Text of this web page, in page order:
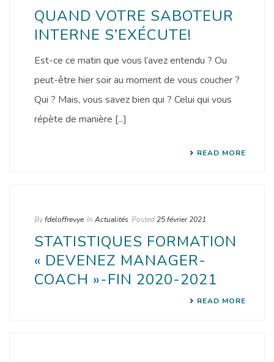
QUAND VOTRE SABOTEUR
INTERNE S’EXÉCUTE!
Est-ce ce matin que vous l’avez entendu ? Ou
peut-être hier soir au moment de vous coucher ?
Qui ? Mais, vous savez bien qui ? Celui qui vous
répète de manière [...]
READ MORE
Byfdeloffrevye In Actualités Posted25 février 2021
STATISTIQUES FORMATION
« DEVENEZ MANAGER-
COACH »-FIN 2020-2021
READ MORE